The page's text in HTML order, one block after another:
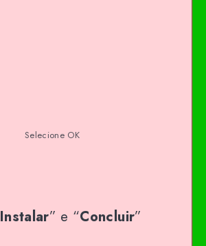
Selecione OK
Instalar” e “Concluir”